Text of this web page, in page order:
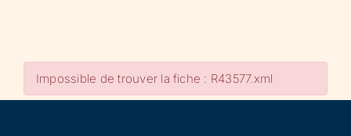
Impossible de trouver la fiche : R43577.xml